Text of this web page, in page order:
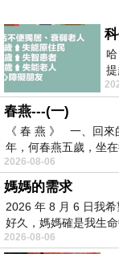
時
春燕---(一)
《 春 燕 》 一、回來
年，何春燕五歲，坐
2026-08-06
媽媽的需求
2026 年 8 月 6 日我
好久，媽媽確是我生
2026-08-06